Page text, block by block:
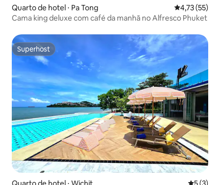
Quarto de hotel ⋅ Pa Tong 4,73 de uma
4,73 (55)
Cama king deluxe com café da manhã no Alfresco Phuket
Superhost
Superhost
Quarto de hotel ⋅ Wichit 5 de
5 (3)